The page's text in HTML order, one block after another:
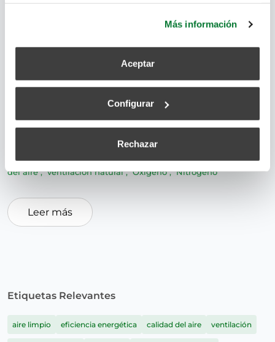
Más información
Aceptar
Configurar
Rechazar
La velocidad del aire influye notablemente en el
confort de las personas, debido a la sensación de
humano
del aire,ventilación natural,Oxígeno,Nitrógeno
Leer más
Etiquetas Relevantes
aire limpio eficiencia energética calidad del aire ventilación